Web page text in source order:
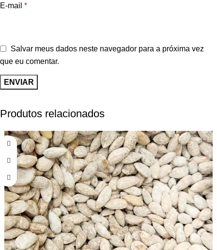
E-mail *
Salvar meus dados neste navegador para a próxima vez
que eu comentar.
Produtos relacionados